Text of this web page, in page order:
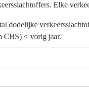
Elke
dodelijke
CBS) < vorig jaar.